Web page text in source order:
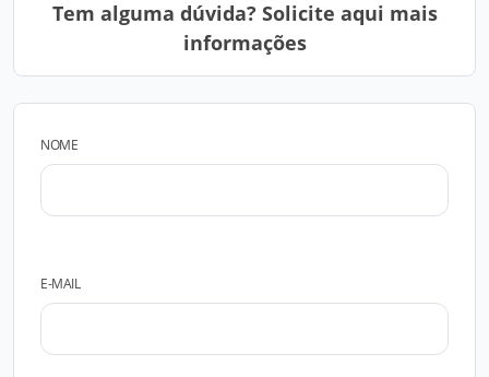
Tem alguma dúvida? Solicite aqui mais
informações
NOME
E-MAIL